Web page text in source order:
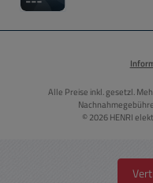
Alle Preise inkl. gesetzl.
© 2026 HENRI